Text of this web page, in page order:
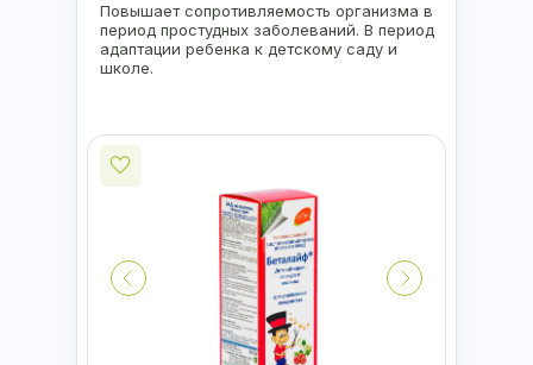
Повышает сопротивляемость организма в
период простудных заболеваний. В период
адаптации ребенка к детскому саду и
школе.